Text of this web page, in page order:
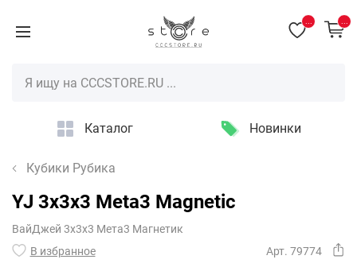
Каталог Новинки
Кубики Рубика
YJ 3x3x3 Meta3 Magnetic
ВайДжей 3х3х3 Мета3 Магнетик
В избранное
Арт. 79774